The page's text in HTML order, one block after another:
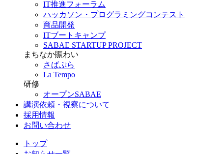
IT推進フォーラム
ハッカソン・プログラミングコンテスト
商品開発
ITブートキャンプ
SABAE STARTUP PROJECT
まちなか賑わい
さばぷら
La Tempo
研修
オープンSABAE
講演依頼・視察について
採用情報
お問い合わせ
トップ